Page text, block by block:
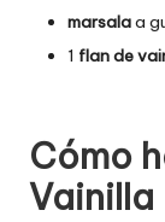
marsalaa
1 flan de
Cómo
Vainilla